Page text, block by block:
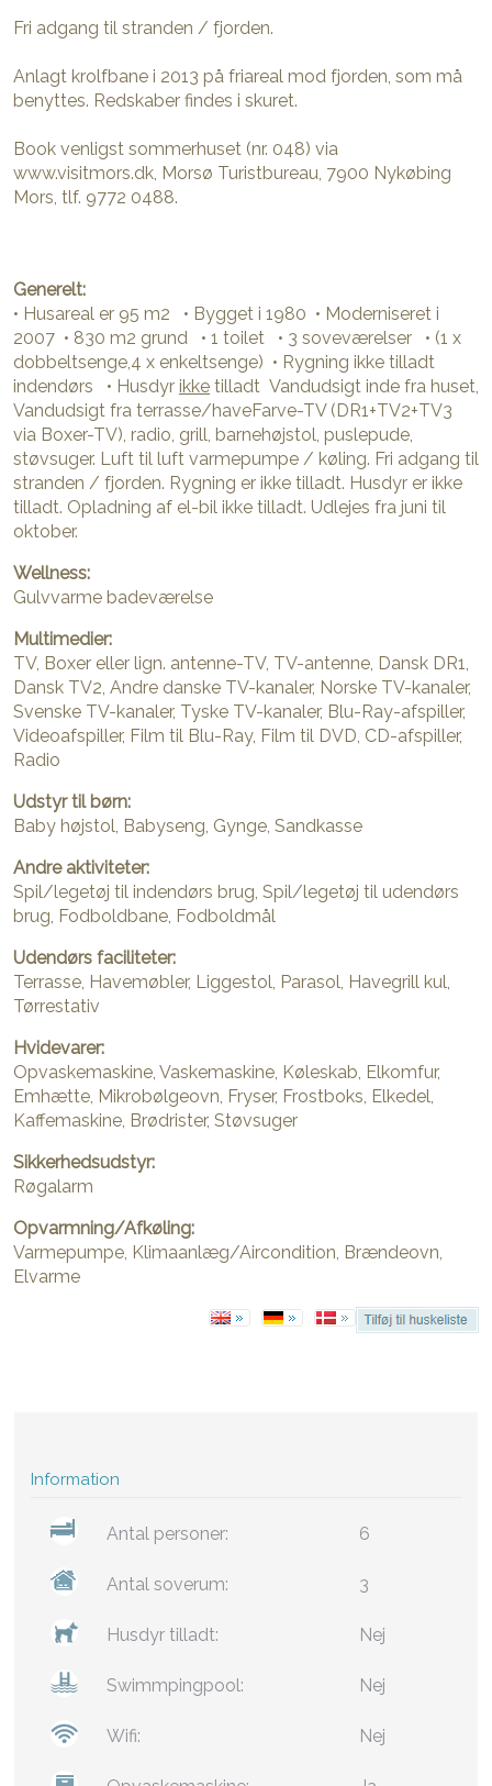
Fri adgang til stranden / fjorden.
Anlagt krolfbane i 2013 på friareal mod fjorden, som må
benyttes. Redskaber findes i skuret.
Book venligst sommerhuset (nr. 048) via
www.visitmors.dk, Morsø Turistbureau, 7900 Nykøbing
Mors, tlf. 9772 0488.
Generelt:
• Husareal er 95 m2 • Bygget i 1980 • Moderniseret i
2007 • 830 m2 grund • 1 toilet • 3 soveværelser • (1 x
dobbeltsenge,4 x enkeltsenge) • Rygning ikke tilladt
indendørs • Husdyr ikke tilladt Vandudsigt inde fra huset,
Vandudsigt fra terrasse/haveFarve-TV (DR1+TV2+TV3
via Boxer-TV), radio, grill, barnehøjstol, puslepude,
støvsuger. Luft til luft varmepumpe / køling. Fri adgang til
stranden / fjorden. Rygning er ikke tilladt. Husdyr er ikke
tilladt. Opladning af el-bil ikke tilladt. Udlejes fra juni til
oktober.
Wellness:
Gulvvarme badeværelse
Multimedier:
TV, Boxer eller lign. antenne-TV, TV-antenne, Dansk DR1,
Dansk TV2, Andre danske TV-kanaler, Norske TV-kanaler,
Svenske TV-kanaler, Tyske TV-kanaler, Blu-Ray-afspiller,
Videoafspiller, Film til Blu-Ray, Film til DVD, CD-afspiller,
Radio
Udstyr til børn:
Baby højstol, Babyseng, Gynge, Sandkasse
Andre aktiviteter:
Spil/legetøj til indendørs brug, Spil/legetøj til udendørs
brug, Fodboldbane, Fodboldmål
Udendørs faciliteter:
Terrasse, Havemøbler, Liggestol, Parasol, Havegrill kul,
Tørrestativ
Hvidevarer:
Opvaskemaskine, Vaskemaskine, Køleskab, Elkomfur,
Emhætte, Mikrobølgeovn, Fryser, Frostboks, Elkedel,
Kaffemaskine, Brødrister, Støvsuger
Sikkerhedsudstyr:
Røgalarm
Opvarmning/Afkøling:
Varmepumpe, Klimaanlæg/Aircondition, Brændeovn,
Elvarme
Information
Antal personer: 6
Antal soverum: 3
Husdyr tilladt: Nej
Swimmpingpool: Nej
Wifi: Nej